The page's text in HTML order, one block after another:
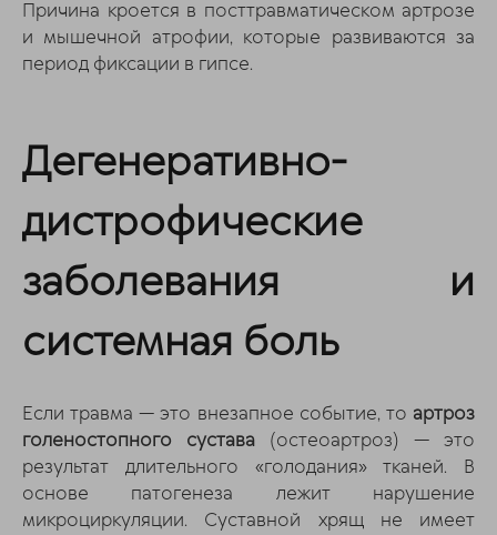
Причина кроется в посттравматическом артрозе
и мышечной атрофии, которые развиваются за
период фиксации в гипсе.
Дегенеративно-
дистрофические
заболевания и
системная боль
Если травма — это внезапное событие, то артроз
голеностопного сустава (остеоартроз) — это
результат длительного «голодания» тканей. В
основе патогенеза лежит нарушение
микроциркуляции. Суставной хрящ не имеет